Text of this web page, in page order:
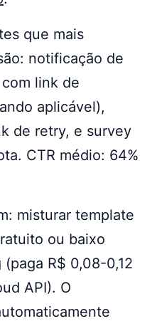
que mais
notificação de
link de
aplicável),
de retry, e survey
CTR médio: 64%
misturar template
ou baixo
R$ 0,08-0,12
API). O